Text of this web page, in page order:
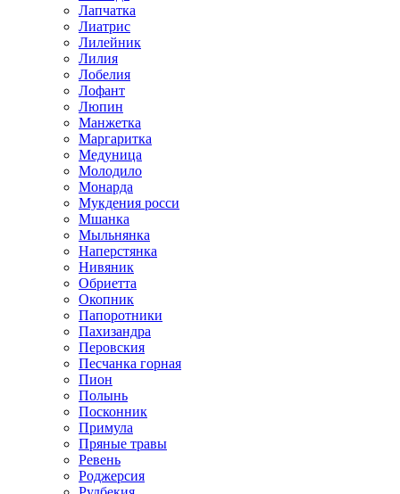
Лапчатка
Лиатрис
Лилейник
Лилия
Лобелия
Лофант
Люпин
Манжетка
Маргаритка
Медуница
Молодило
Монарда
Мукдения росси
Мшанка
Мыльнянка
Наперстянка
Нивяник
Обриетта
Окопник
Папоротники
Пахизандра
Перовския
Песчанка горная
Пион
Полынь
Посконник
Примула
Пряные травы
Ревень
Роджерсия